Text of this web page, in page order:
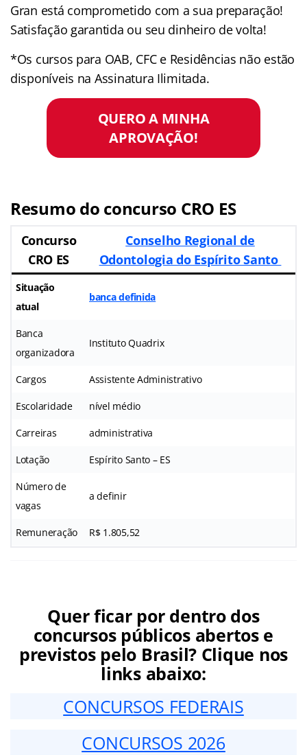
Gran está comprometido com a sua preparação!
Satisfação garantida ou seu dinheiro de volta!
*Os cursos para OAB, CFC e Residências não estão
disponíveis na Assinatura Ilimitada.
QUERO A MINHA
APROVAÇÃO!
Resumo do concurso CRO ES
Concurso
CRO ES
Conselho Regional de
Odontologia do Espírito Santo
Situação
atual
banca definida
Banca
organizadora
Instituto Quadrix
Cargos Assistente Administrativo
Escolaridade nível médio
Carreiras administrativa
Lotação Espírito Santo – ES
Número de
vagas
a definir
Remuneração R$ 1.805,52
Quer ficar por dentro dos
concursos públicos abertos e
previstos pelo Brasil? Clique nos
links abaixo:
CONCURSOS FEDERAIS
CONCURSOS 2026